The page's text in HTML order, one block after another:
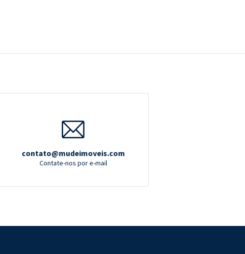
contato@mudeimoveis.com
Contate-nos por e-mail